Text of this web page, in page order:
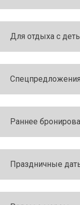
Для отдыха с
Спецпредложения
Раннее
Праздничные